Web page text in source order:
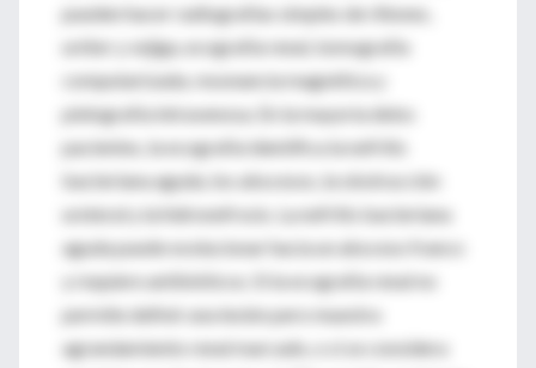
pueden hacer radiografías simples de riñones,
uréter y vejiga, ecografía renal, tomografía
computarizada, resonancia magnética y
pielografía intravenosa. En la mayoría delos
pacientes, la ecografía identifica la nefritis
bacteriana aguda, los abscesos, la obstrucción
ureteral y la hidronefrosis. La nefritis bacteriana
aguda puede evolucionar hacia un absceso franco
y requiere antibióticos. Si la ecografía renal no
permite definir una lesión pero muestra
agrandamiento renal marcado, o si se considera